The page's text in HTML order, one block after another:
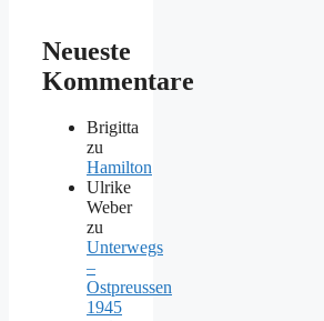
Neueste
Kommentare
Brigitta
zu
Hamilton
Ulrike
Weber
zu
Unterwegs
–
Ostpreussen
1945